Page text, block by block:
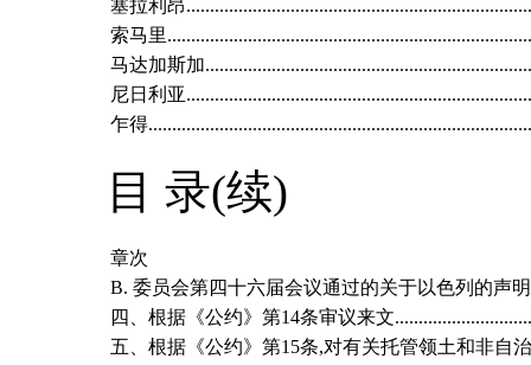
塞拉利昂
索马里
马达加斯加
尼日利亚
乍得
目 录(续)
章次
B. 委员会第四十六届会议通过的关于以色列的声明
四、根据《公约》第14条审议来文
五、根据《公约》第15条,对有关托管领土和非自治